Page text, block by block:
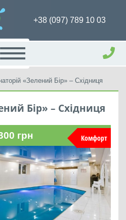
+38 (097) 789 10 03
«Зелений Бір» – Східниця
Бір» – Східниця
грн Комфорт